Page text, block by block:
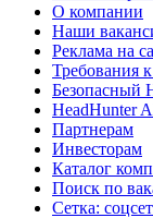
О компании
Наши
Реклама на
Требования
Безопасный
HeadHunter
Партнерам
Инвесторам
Каталог
Поиск по
Сетка: